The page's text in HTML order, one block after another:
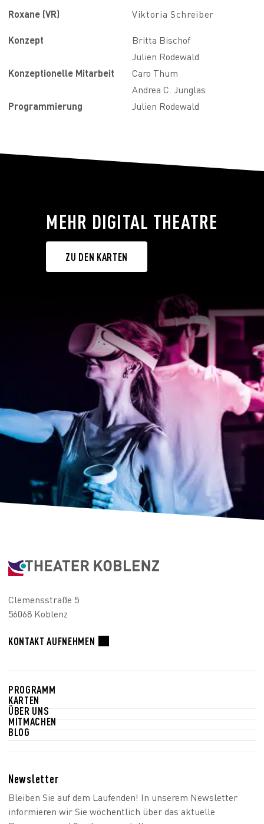
Roxane (VR) Viktoria Schreiber
Konzept
Britta Bischof
Julien Rodewald
Konzeptionelle Mitarbeit
Caro Thum
Andrea C. Junglas
Programmierung
Julien Rodewald
MEHR DIGITAL THEATRE
ZU DEN KARTEN
Clemensstraße 5
56068 Koblenz
KONTAKT AUFNEHMEN
PROGRAMM
KARTEN
ÜBER UNS
MITMACHEN
BLOG
Newsletter
Bleiben Sie auf dem Laufenden! In unserem Newsletter
informieren wir Sie wöchentlich über das aktuelle